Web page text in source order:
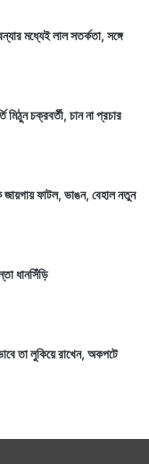
মধ্যেই লাল সতর্কতা, সঙ্গে
মিঠুন চক্রবর্তী, চান না প্রচার
ফাটল, ভাঙন, বেহাল নতুন
ধানসিঁড়ি
তা লুকিয়ে রাখেন, অকপটে